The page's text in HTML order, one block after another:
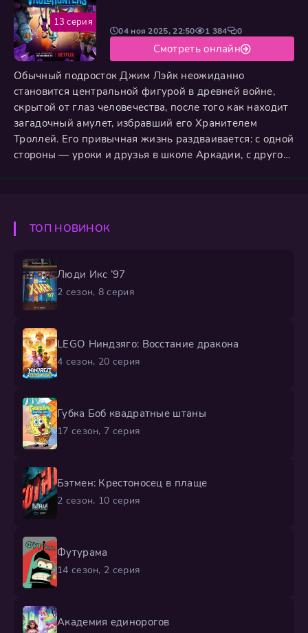
Обычный подросток Джим Лэйк неожиданно
становится центральной фигурой в древней войне,
скрытой от глаз человечества, после того как находит
загадочный амулет, избравший его Хранителем
Троллей. Его привычная жизнь раздваивается: с одной
стороны — уроки и друзья в школе Аркадии, с другой
армией зловещего Гунмара и коварными гремлинами,
угрожающими обоим мирам. На
04 ноя 2025, 22:50 1 384 0
Смотреть онлайн
13 серия
ТОП НОВИНОК
Люди Икс ’97
2 сезон, 8 серия
LEGO Ниндзяго: Восстание дракона
4 сезон, 20 серия
Губка Боб квадратные штаны
17 сезон, 7 серия
Бэтмен: Крестоносец в плаще
2 сезон, 10 серия
Футурама
14 сезон, 2 серия
Академия единорогов